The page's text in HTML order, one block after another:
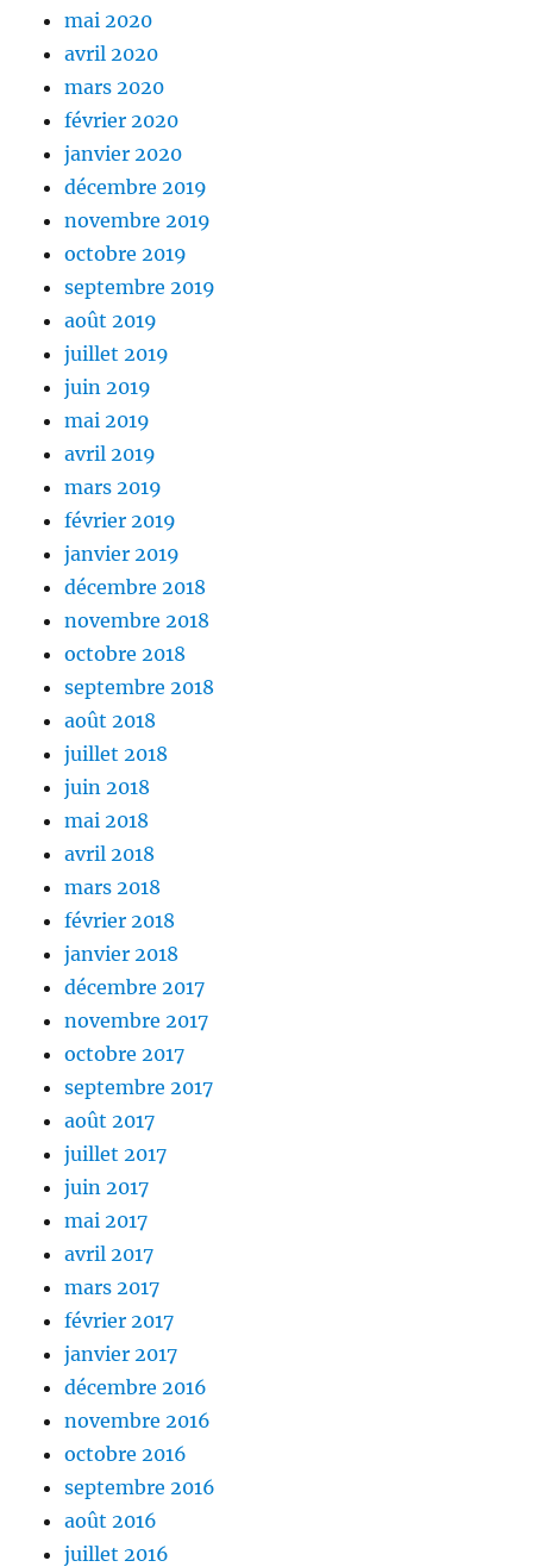
mai 2020
avril 2020
mars 2020
février 2020
janvier 2020
décembre 2019
novembre 2019
octobre 2019
septembre 2019
août 2019
juillet 2019
juin 2019
mai 2019
avril 2019
mars 2019
février 2019
janvier 2019
décembre 2018
novembre 2018
octobre 2018
septembre 2018
août 2018
juillet 2018
juin 2018
mai 2018
avril 2018
mars 2018
février 2018
janvier 2018
décembre 2017
novembre 2017
octobre 2017
septembre 2017
août 2017
juillet 2017
juin 2017
mai 2017
avril 2017
mars 2017
février 2017
janvier 2017
décembre 2016
novembre 2016
octobre 2016
septembre 2016
août 2016
juillet 2016